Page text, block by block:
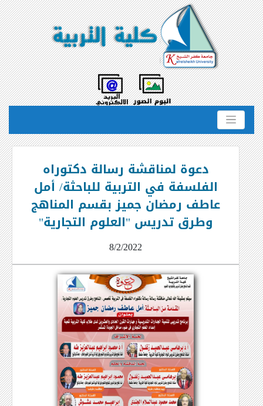
دعوة لمناقشة رسالة دكتوراه
الفلسفة في التربية للباحثة/ أمل
عاطف رمضان جميز بقسم المناهج
وطرق تدريس "العلوم التجارية"
8/2/2022